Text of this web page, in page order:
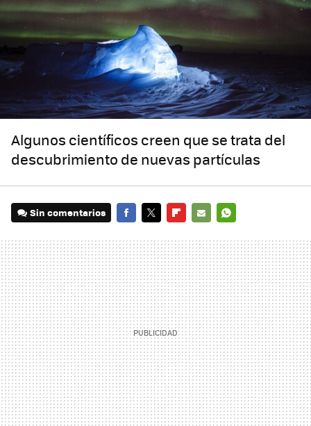
Algunos científicos creen que se trata del
descubrimiento de nuevas partículas
Sin comentarios
MAIL